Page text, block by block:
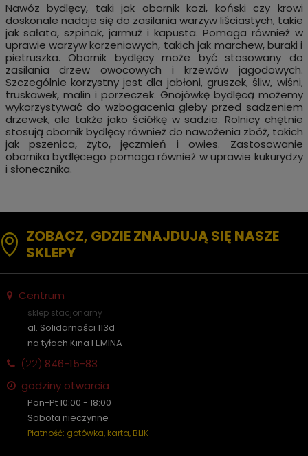
Nawóz bydlęcy, taki jak obornik kozi, koński czy krowi
doskonale nadaje się do zasilania warzyw liściastych, takie
jak sałata, szpinak, jarmuż i kapusta. Pomaga również w
uprawie warzyw korzeniowych, takich jak marchew, buraki i
pietruszka. Obornik bydlęcy może być stosowany do
zasilania drzew owocowych i krzewów jagodowych.
Szczególnie korzystny jest dla jabłoni, gruszek, śliw, wiśni,
truskawek, malin i porzeczek. Gnojówkę bydlęcą możemy
wykorzystywać do wzbogacenia gleby przed sadzeniem
drzewek, ale także jako ściółkę w sadzie. Rolnicy chętnie
stosują obornik bydlęcy również do nawożenia zbóż, takich
jak pszenica, żyto, jęczmień i owies. Zastosowanie
obornika bydlęcego pomaga również w uprawie kukurydzy
i słonecznika.
ZOBACZ, GDZIE ZNAJDUJĄ SIĘ NASZE
SKLEPY
Centrum
sklep stacjonarny
al. Solidarności 113d
na tyłach Kina FEMINA
(22) 846-15-83
godziny otwarcia
Pon-Pt 10:00 - 18:00
Sobota nieczynne
Płatność: gotówka, karta, BLIK